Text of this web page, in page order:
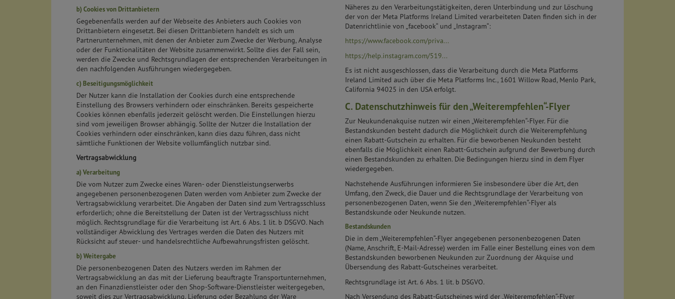
b) Cookies von Drittanbietern
Gegebenenfalls werden auf der Webseite des Anbieters auch Cookies von
Drittanbietern eingesetzt. Bei diesen Drittanbietern handelt es sich um
Partnerunternehmen, mit denen der Anbieter zum Zwecke der Werbung, Analyse
oder der Funktionalitäten der Website zusammenwirkt. Sollte dies der Fall sein,
werden die Zwecke und Rechtsgrundlagen der entsprechenden Verarbeitungen in
den nachfolgenden Ausführungen wiedergegeben.
c) Beseitigungsmöglichkeit
Der Nutzer kann die Installation der Cookies durch eine entsprechende
Einstellung des Browsers verhindern oder einschränken. Bereits gespeicherte
Cookies können ebenfalls jederzeit gelöscht werden. Die Einstellungen hierzu
sind vom jeweiligen Browser abhängig. Sollte der Nutzer die Installation der
Cookies verhindern oder einschränken, kann dies dazu führen, dass nicht
sämtliche Funktionen der Website vollumfänglich nutzbar sind.
Vertragsabwicklung
a) Verarbeitung
Die vom Nutzer zum Zwecke eines Waren- oder Dienstleistungserwerbs
angegebenen personenbezogenen Daten werden vom Anbieter zum Zwecke der
Vertragsabwicklung verarbeitet. Die Angaben der Daten sind zum Vertragsschluss
erforderlich; ohne die Bereitstellung der Daten ist der Vertragsschluss nicht
möglich. Rechtsgrundlage für die Verarbeitung ist Art. 6 Abs. 1 lit. b DSGVO. Nach
vollständiger Abwicklung des Vertrages werden die Daten des Nutzers mit
Rücksicht auf steuer- und handelsrechtliche Aufbewahrungsfristen gelöscht.
b) Weitergabe
Die personenbezogenen Daten des Nutzers werden im Rahmen der
Vertragsabwicklung an das mit der Lieferung beauftragte Transportunternehmen,
an den Finanzdienstleister oder den Shop-Software-Dienstleister weitergegeben,
soweit dies zur Vertragsabwicklung, Lieferung oder Bezahlung der Ware
Näheres zu den Verarbeitungstätigkeiten, deren Unterbindung und zur Löschung
der von der Meta Platforms Ireland Limited verarbeiteten Daten finden sich in der
Datenrichtlinie von „facebook“ und „Instagram“:
https://www.facebook.com/priva...
https://help.instagram.com/519...
Es ist nicht ausgeschlossen, dass die Verarbeitung durch die Meta Platforms
Ireland Limited auch über die Meta Platforms Inc., 1601 Willow Road, Menlo Park,
California 94025 in den USA erfolgt.
C. Datenschutzhinweis für den „Weiterempfehlen“-Flyer
Zur Neukundenakquise nutzen wir einen „Weiterempfehlen“-Flyer. Für die
Bestandskunden besteht dadurch die Möglichkeit durch die Weiterempfehlung
einen Rabatt-Gutschein zu erhalten. Für die beworbenen Neukunden besteht
ebenfalls die Möglichkeit einen Rabatt-Gutschein aufgrund der Bewerbung durch
einen Bestandskunden zu erhalten. Die Bedingungen hierzu sind in dem Flyer
wiedergegeben.
Nachstehende Ausführungen informieren Sie insbesondere über die Art, den
Umfang, den Zweck, die Dauer und die Rechtsgrundlage der Verarbeitung von
personenbezogenen Daten, wenn Sie den „Weiterempfehlen“-Flyer als
Bestandskunde oder Neukunde nutzen.
Bestandskunden
Die in dem „Weiterempfehlen“-Flyer angegebenen personenbezogenen Daten
(Name, Anschrift, E-Mail-Adresse) werden im Falle einer Bestellung eines von dem
Bestandskunden beworbenen Neukunden zur Zuordnung der Akquise und
Übersendung des Rabatt-Gutscheines verarbeitet.
Rechtsgrundlage ist Art. 6 Abs. 1 lit. b DSGVO.
Nach Versendung des Rabatt-Gutscheines wird der „Weiterempfehlen“-Flyer